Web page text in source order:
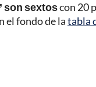
son sextoscon 20
el fondo de latabla